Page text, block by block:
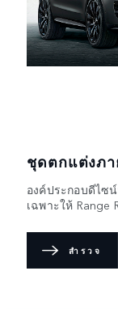
ชุดตกแต่งภ
องค์ประกอบดีไซ
เฉพาะให้ Range
สำรวจ